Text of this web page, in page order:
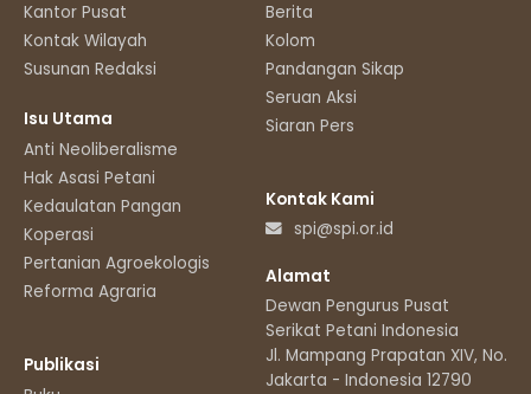
Kantor Pusat
Kontak Wilayah
Susunan Redaksi
Isu Utama
Anti Neoliberalisme
Hak Asasi Petani
Kedaulatan Pangan
Koperasi
Pertanian Agroekologis
Reforma Agraria
Publikasi
Berita
Kolom
Pandangan Sikap
Seruan Aksi
Siaran Pers
Kontak Kami
spi@spi.or.id
Alamat
Dewan Pengurus Pusat
Serikat Petani Indonesia
Jl. Mampang Prapatan XIV, No.11
Jakarta - Indonesia 12790